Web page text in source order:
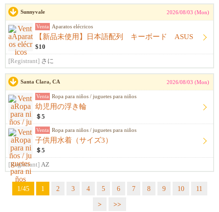
Sunnyvale 2026/08/03 (Mon)
Venta Aparatos elécricos
【新品未使用】日本語配列 キーボード ASUS
$10
[Registrant] さに
Santa Clara, CA 2026/08/03 (Mon)
Venta Ropa para niños / juguetes para niños
幼児用の浮き輪
＄5
Venta Ropa para niños / juguetes para niños
子供用水着（サイズ3）
＄5
[Registrant] AZ
1/45 1 2 3 4 5 6 7 8 9 10
11
>
>>